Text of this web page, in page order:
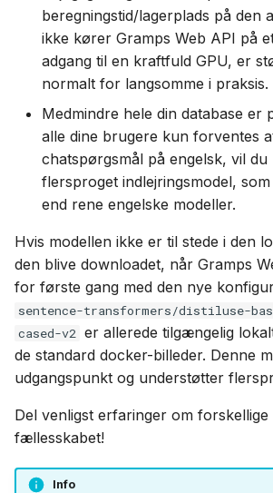
beregningstid/lagerplads på den
ikke kører Gramps Web API på
adgang til en kraftfuld GPU, er
normalt for langsomme i praksis.
Medmindre hele din database er
alle dine brugere kun forventes
chatspørgsmål på engelsk, vil
flersproget indlejringsmodel,
end rene engelske modeller.
Hvis modellen ikke er til stede i den
den blive downloadet, når Gramps
for første gang med den nye
sentence-transformers/distiluse-
cased-v2 er allerede tilgængelig
de standard docker-billeder. Denne
udgangspunkt og understøtter
Del venligst erfaringer om forskellige
fællesskabet!
Info